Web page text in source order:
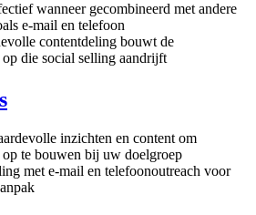
wanneer gecombineerd met andere
e-mail en telefoon
contentdeling bouwt de
die social selling aandrijft
inzichten en content om
te bouwen bij uw doelgroep
met e-mail en telefoonoutreach voor